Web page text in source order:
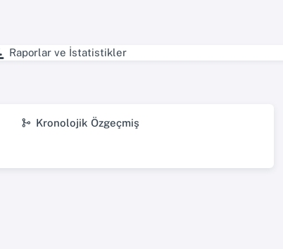
Raporlar ve İstatistikler
Kronolojik Özgeçmiş